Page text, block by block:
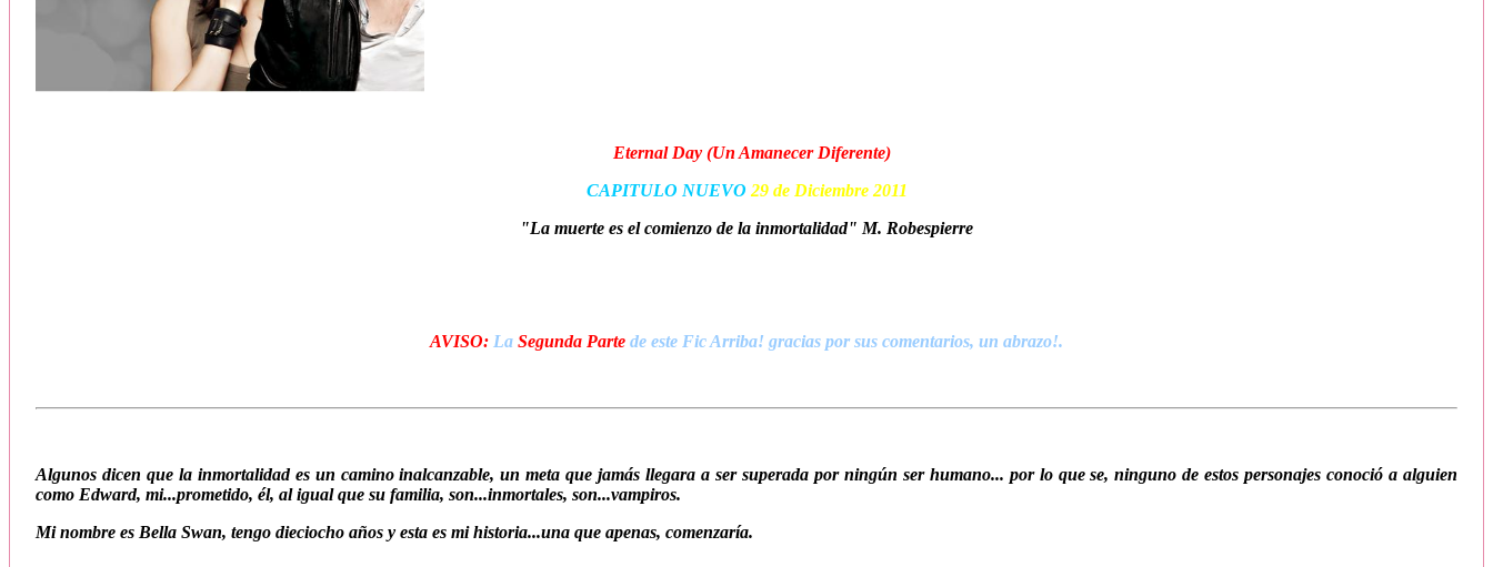
Eternal Day (Un Amanecer Diferente)
CAPITULO NUEVO 29 de Diciembre 2011
"La muerte es el comienzo de la inmortalidad" M. Robespierre
AVISO: La Segunda Parte de este Fic Arriba! gracias por sus comentarios, un abrazo!.
Algunos dicen que la inmortalidad es un camino inalcanzable, un meta que jamás llegara a ser superada por ningún ser humano... por lo que se, ninguno de estos personajes conoció a alguien
como Edward, mi...prometido, él, al igual que su familia, son...inmortales, son...vampiros.
Mi nombre es Bella Swan, tengo dieciocho años y esta es mi historia...una que apenas, comenzaría.